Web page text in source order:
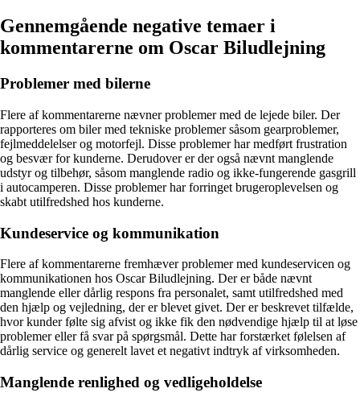
Gennemgående negative temaer i
kommentarerne om Oscar Biludlejning
Problemer med bilerne
Flere af kommentarerne nævner problemer med de lejede biler. Der
rapporteres om biler med tekniske problemer såsom gearproblemer,
fejlmeddelelser og motorfejl. Disse problemer har medført frustration
og besvær for kunderne. Derudover er der også nævnt manglende
udstyr og tilbehør, såsom manglende radio og ikke-fungerende gasgrill
i autocamperen. Disse problemer har forringet brugeroplevelsen og
skabt utilfredshed hos kunderne.
Kundeservice og kommunikation
Flere af kommentarerne fremhæver problemer med kundeservicen og
kommunikationen hos Oscar Biludlejning. Der er både nævnt
manglende eller dårlig respons fra personalet, samt utilfredshed med
den hjælp og vejledning, der er blevet givet. Der er beskrevet tilfælde,
hvor kunder følte sig afvist og ikke fik den nødvendige hjælp til at løse
problemer eller få svar på spørgsmål. Dette har forstærket følelsen af
dårlig service og generelt lavet et negativt indtryk af virksomheden.
Manglende renlighed og vedligeholdelse